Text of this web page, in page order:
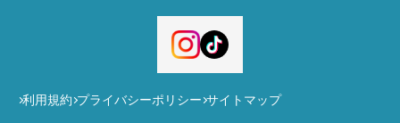
利用規約 プライバシーポリシー サイトマップ